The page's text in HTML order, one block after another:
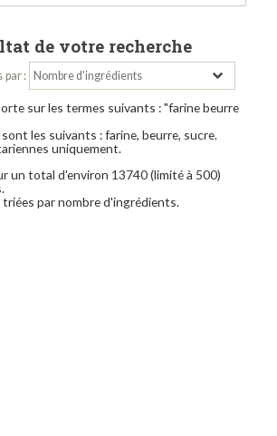
de votre recherche
par :
sur les termes suivants : "farine beurre
les suivants : farine, beurre, sucre.
uniquement.
un total d'environ 13740 (limité à 500)
par nombre d'ingrédients.